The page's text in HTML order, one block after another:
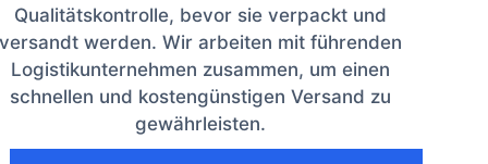
Qualitätskontrolle, bevor sie verpackt und
versandt werden. Wir arbeiten mit führenden
Logistikunternehmen zusammen, um einen
schnellen und kostengünstigen Versand zu
gewährleisten.